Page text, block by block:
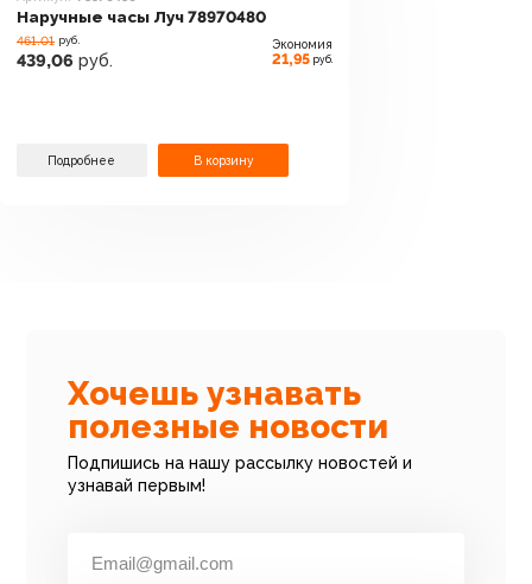
Наручные часы Луч 78970480
461.01 руб.
439,06 руб.
Экономия
21,95 руб.
Подробнее В корзину
Хочешь узнавать
полезные новости
Подпишись на нашу рассылку новостей и
узнавай первым!